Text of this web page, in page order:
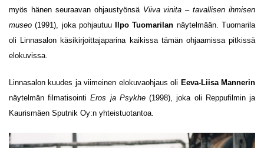
myös hänen seuraavan ohjaustyönsä Viiva vinita – tavallisen ihmisen
museo (1991), joka pohjautuu Ilpo Tuomarilan näytelmään. Tuomarila
oli Linnasalon käsikirjoittajaparina kaikissa tämän ohjaamissa pitkissä
elokuvissa.
Linnasalon kuudes ja viimeinen elokuvaohjaus oli Eeva-Liisa Mannerin
näytelmän filmatisointiEros ja Psykhe(1998), joka oli Reppufilmin ja
Kaurismäen Sputnik Oy:n yhteistuotantoa.